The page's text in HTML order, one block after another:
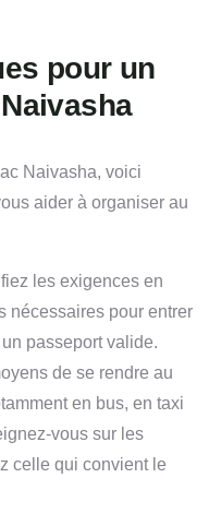
pour un
Naivasha, voici
aider à organiser au
les exigences en
nécessaires pour entrer
passeport valide.
de se rendre au
en bus, en taxi
vous sur les
celle qui convient le